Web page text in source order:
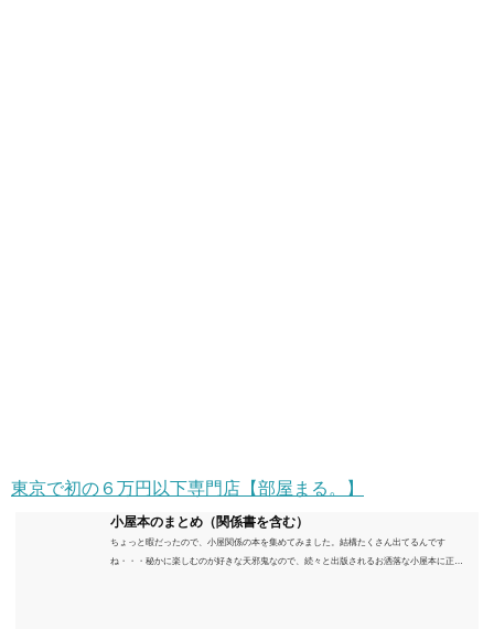
東京で初の６万円以下専門店【部屋まる。】
小屋本のまとめ（関係書を含む）
ちょっと暇だったので、小屋関係の本を集めてみました。結構たくさん出てるんです
ね・・・秘かに楽しむのが好きな天邪鬼なので、続々と出版されるお洒落な小屋本に正直